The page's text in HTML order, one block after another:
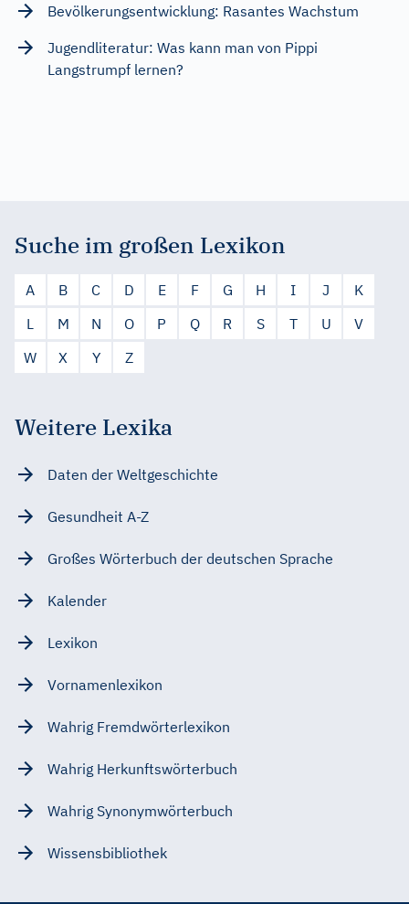
Bevölkerungsentwicklung: Rasantes Wachstum
Jugendliteratur: Was kann man von Pippi
Langstrumpf lernen?
Suche im großen Lexikon
A B C D E F G H I J
K
L
M N O P Q R S T U
V
W
X Y Z
Weitere Lexika
Daten der Weltgeschichte
Gesundheit A-Z
Großes Wörterbuch der deutschen Sprache
Kalender
Lexikon
Vornamenlexikon
Wahrig Fremdwörterlexikon
Wahrig Herkunftswörterbuch
Wahrig Synonymwörterbuch
Wissensbibliothek